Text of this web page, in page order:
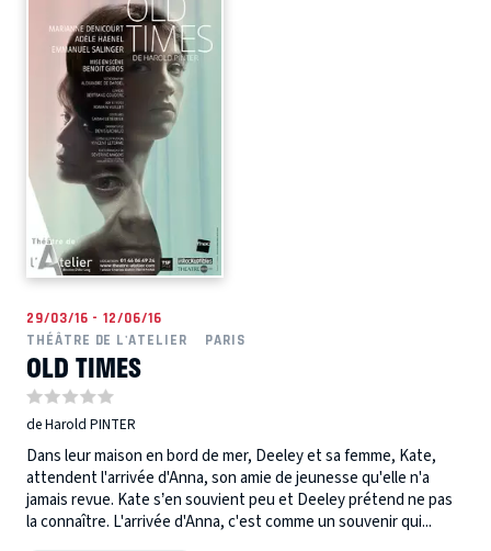
29/03/16 - 12/06/16
THÉÂTRE DE L'ATELIER
PARIS
OLD TIMES
de Harold PINTER
Dans leur maison en bord de mer, Deeley et sa femme, Kate,
attendent l'arrivée d'Anna, son amie de jeunesse qu'elle n'a
jamais revue. Kate s’en souvient peu et Deeley prétend ne pas
la connaître. L'arrivée d'Anna, c'est comme un souvenir qui...